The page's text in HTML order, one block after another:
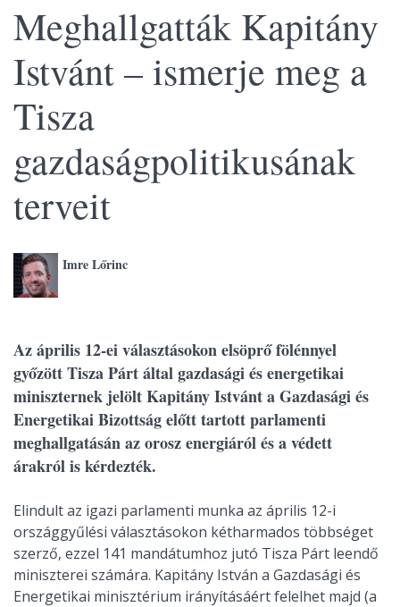
Meghallgatták Kapitány
Istvánt – ismerje meg a
Tisza
gazdaságpolitikusának
terveit
Imre Lőrinc
Az április 12-ei választásokon elsöprő fölénnyel
győzött Tisza Párt által gazdasági és energetikai
miniszternek jelölt Kapitány Istvánt a Gazdasági és
Energetikai Bizottság előtt tartott parlamenti
meghallgatásán az orosz energiáról és a védett
árakról is kérdezték.
Elindult az igazi parlamenti munka az április 12-i
országgyűlési választásokon kétharmados többséget
szerző, ezzel 141 mandátumhoz jutó Tisza Párt leendő
miniszterei számára. Kapitány István a Gazdasági és
Energetikai minisztérium irányításáért felelhet majd (a